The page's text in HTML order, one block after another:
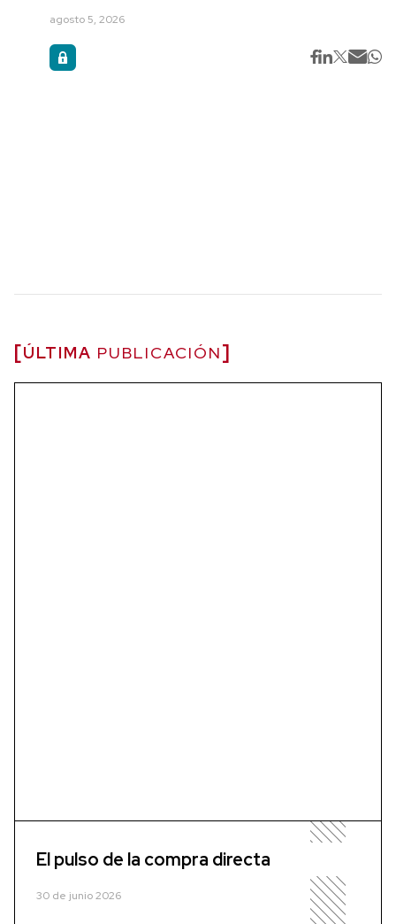
agosto 5, 2026
ÚLTIMA PUBLICACIÓN
El pulso de la compra directa
30 de junio 2026